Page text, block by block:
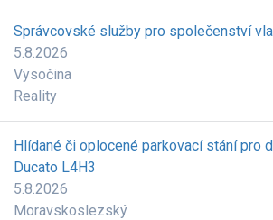
Správcovské služby pro společenství
5.8.2026
Vysočina
Reality
Hlídané či oplocené parkovací stání pro
Ducato L4H3
5.8.2026
Moravskoslezský